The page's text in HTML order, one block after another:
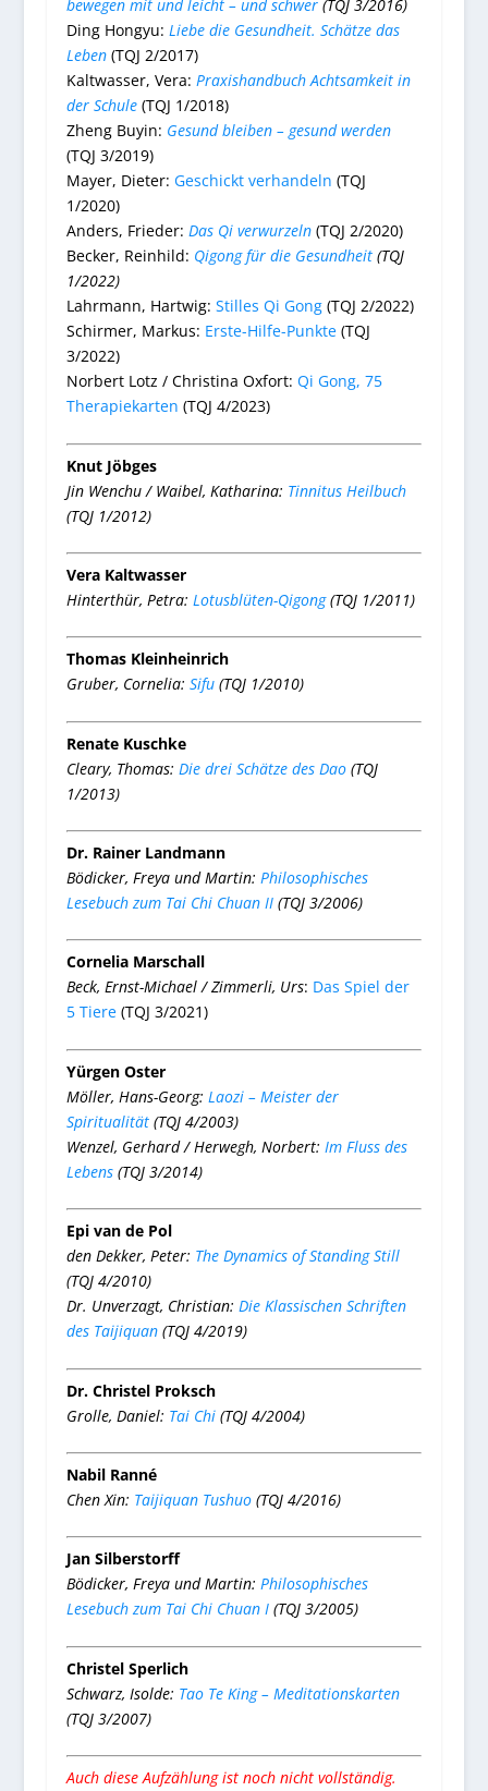
bewegen mit und leicht – und schwer(TQJ 3/2016)
Ding Hongyu: Liebe die Gesundheit. Schätze das
Leben(TQJ 2/2017)
Kaltwasser, Vera: Praxishandbuch Achtsamkeit in
der Schule(TQJ 1/2018)
Zheng Buyin: Gesund bleiben – gesund werden
(TQJ 3/2019)
Mayer, Dieter: Geschickt verhandeln (TQJ
1/2020)
Anders, Frieder: Das Qi verwurzeln(TQJ 2/2020)
Becker, Reinhild: Qigong für die Gesundheit(TQJ
1/2022)
Lahrmann, Hartwig: Stilles Qi Gong(TQJ 2/2022)
Schirmer, Markus: Erste-Hilfe-Punkte(TQJ
3/2022)
Norbert Lotz / Christina Oxfort: Qi Gong, 75
Therapiekarten (TQJ 4/2023)
Knut Jöbges
Jin Wenchu / Waibel, Katharina: Tinnitus Heilbuch
(TQJ 1/2012)
Vera Kaltwasser
Hinterthür, Petra: Lotusblüten-Qigong(TQJ 1/2011)
Thomas Kleinheinrich
Gruber, Cornelia: Sifu(TQJ 1/2010)
Renate Kuschke
Cleary, Thomas: Die drei Schätze des Dao(TQJ
1/2013)
Dr. Rainer Landmann
Bödicker, Freya und Martin: Philosophisches
Lesebuch zum Tai Chi Chuan II(TQJ 3/2006)
Cornelia Marschall
Beck, Ernst-Michael / Zimmerli, Urs: Das Spiel der
5 Tiere(TQJ 3/2021)
Yürgen Oster
Möller, Hans-Georg: Laozi – Meister der
Spiritualität(TQJ 4/2003)
Wenzel, Gerhard / Herwegh, Norbert: Im Fluss des
Lebens(TQJ 3/2014)
Epi van de Pol
den Dekker, Peter: The Dynamics of Standing Still
(TQJ 4/2010)
Dr. Unverzagt, Christian: Die Klassischen Schriften
des Taijiquan(TQJ 4/2019)
Dr. Christel Proksch
Grolle, Daniel: Tai Chi(TQJ 4/2004)
Nabil Ranné
Chen Xin: Taijiquan Tushuo(TQJ 4/2016)
Jan Silberstorff
Bödicker, Freya und Martin: Philosophisches
Lesebuch zum Tai Chi Chuan I(TQJ 3/2005)
Christel Sperlich
Schwarz, Isolde: Tao Te King – Meditationskarten
(TQJ 3/2007)
Auch diese Aufzählung ist noch nicht vollständig.